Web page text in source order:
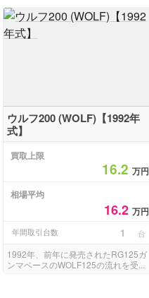
ウルフ200 (WOLF)【1992年
式】
買取上限
16.2万円
相場平均
16.2万円
年間取引台数 1 台
1992年、前年に発売されたRG125ガ
ンマベースのWOLF125の流れを受...